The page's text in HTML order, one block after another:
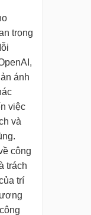
trọng
ánh
việc
và
công
trách
trí